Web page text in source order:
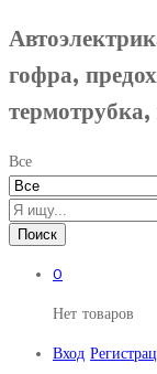
гофра,
термотрубка,
Все
Поиск
0
Нет товаров
Вход